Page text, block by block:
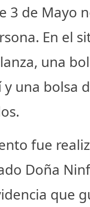
3 de Mayo
En el
una
una bolsa
fue
Doña
que